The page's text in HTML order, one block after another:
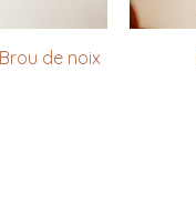
de noix